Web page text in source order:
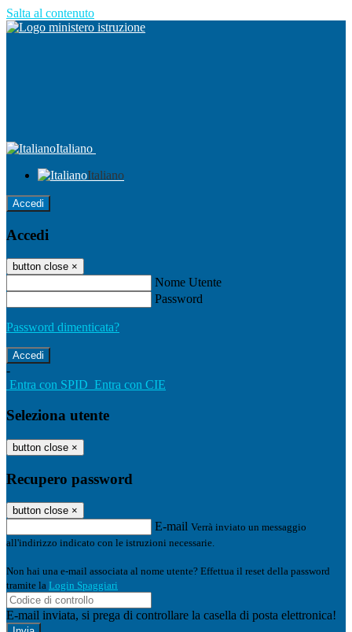
Salta al contenuto
Italiano
Italiano
Accedi
Accedi
button close ×
Nome Utente
Password
Password dimenticata?
-
Entra con SPID Entra con CIE
Seleziona utente
button close ×
Recupero password
button close ×
E-mail Verrà inviato un messaggio
all'indirizzo indicato con le istruzioni necessarie.
Non hai una e-mail associata al nome utente? Effettua il reset della password
tramite la Login Spaggiari
E-mail inviata, si prega di controllare la casella di posta elettronica!